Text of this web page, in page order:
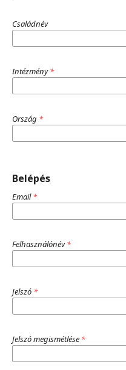
Családnév
Intézmény*
Ország *
Belépés
Email*
Felhasználónév*
Jelszó *
Jelszó megismétlése *